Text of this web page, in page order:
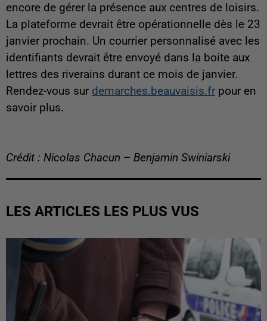
encore de gérer la présence aux centres de loisirs.
La plateforme devrait être opérationnelle dès le 23
janvier prochain. Un courrier personnalisé avec les
identifiants devrait être envoyé dans la boite aux
lettres des riverains durant ce mois de janvier.
Rendez-vous sur demarches.beauvaisis.fr pour en
savoir plus.
Crédit : Nicolas Chacun – Benjamin Swiniarski
LES ARTICLES LES PLUS VUS